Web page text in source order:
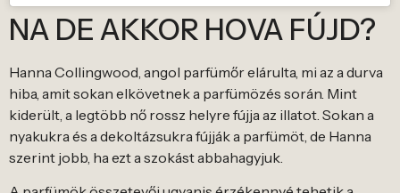
NA DE AKKOR HOVA FÚJD?
Hanna Collingwood, angol parfümőr elárulta, mi az a durva
hiba, amit sokan elkövetnek a parfümözés során. Mint
kiderült, a legtöbb nő rossz helyre fújja az illatot. Sokan a
nyakukra és a dekoltázsukra fújják a parfümöt, de Hanna
szerint jobb, ha ezt a szokást abbahagyjuk.